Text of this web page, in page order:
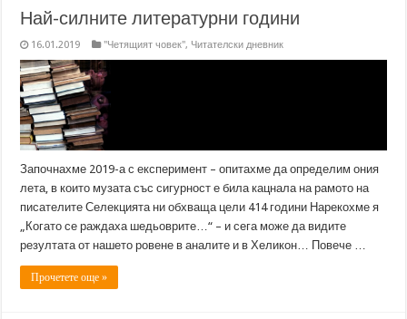
Най-силните литературни години
16.01.2019 "Четящият човек", Читателски дневник
Започнахме 2019-а с експеримент – опитахме да определим ония
лета, в които музата със сигурност е била кацнала на рамото на
писателите Селекцията ни обхваща цели 414 години Нарекохме я
„Когато се раждаха шедьоврите…“ – и сега може да видите
резултата от нашето ровене в аналите и в Хеликон… Повече …
Прочетете още »